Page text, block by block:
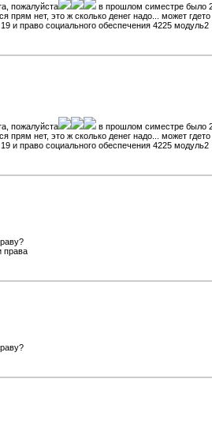
пожалуйста
в прошлом симестре было 2
прям нет, это ж сколько денег надо... может
и право социального обеспечения 4225 модуль2
пожалуйста
в прошлом симестре было 2
прям нет, это ж сколько денег надо... может
и право социального обеспечения 4225 модуль2
права